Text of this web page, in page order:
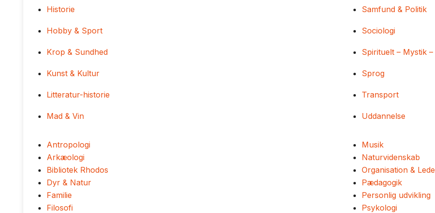
Historie
Hobby & Sport
Krop & Sundhed
Kunst & Kultur
Litteratur-historie
Mad & Vin
Samfund & Politik
Sociologi
Spirituelt – Mystik
Sprog
Transport
Uddannelse
Antropologi
Arkæologi
Bibliotek Rhodos
Dyr & Natur
Familie
Filosofi
Musik
Naturvidenskab
Organisation &
Pædagogik
Personlig udvikling
Psykologi